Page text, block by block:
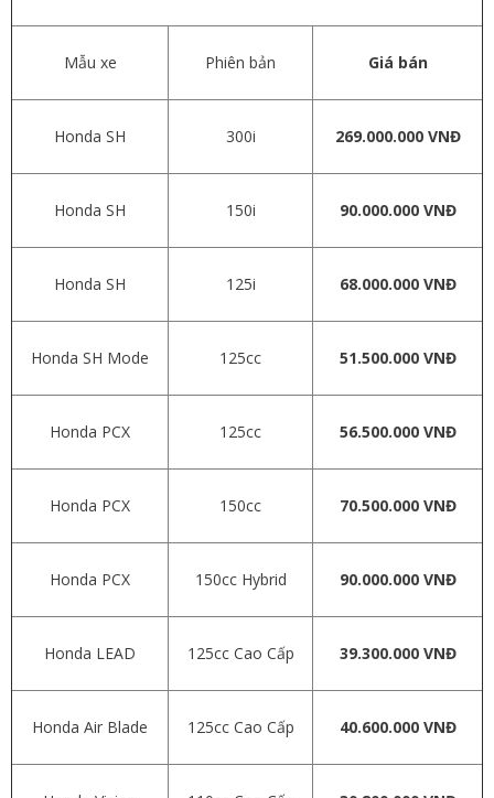
Mẫu xe Phiên bản Giá bán
Honda SH 300i 269.000.000 VNĐ
Honda SH 150i 90.000.000 VNĐ
Honda SH 125i 68.000.000 VNĐ
Honda SH Mode 125cc 51.500.000 VNĐ
Honda PCX 125cc 56.500.000 VNĐ
Honda PCX 150cc 70.500.000 VNĐ
Honda PCX 150cc Hybrid 90.000.000 VNĐ
Honda LEAD 125cc Cao Cấp 39.300.000 VNĐ
Honda Air Blade 125cc Cao Cấp 40.600.000 VNĐ